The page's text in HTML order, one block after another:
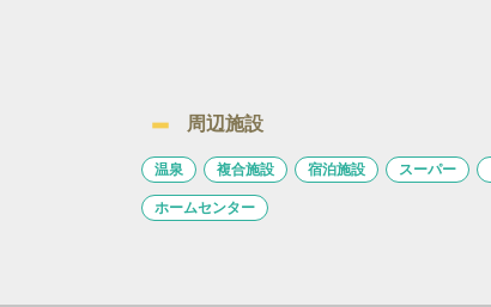
周辺施設
温泉 複合施設 宿泊施設 スーパー
ホームセンター